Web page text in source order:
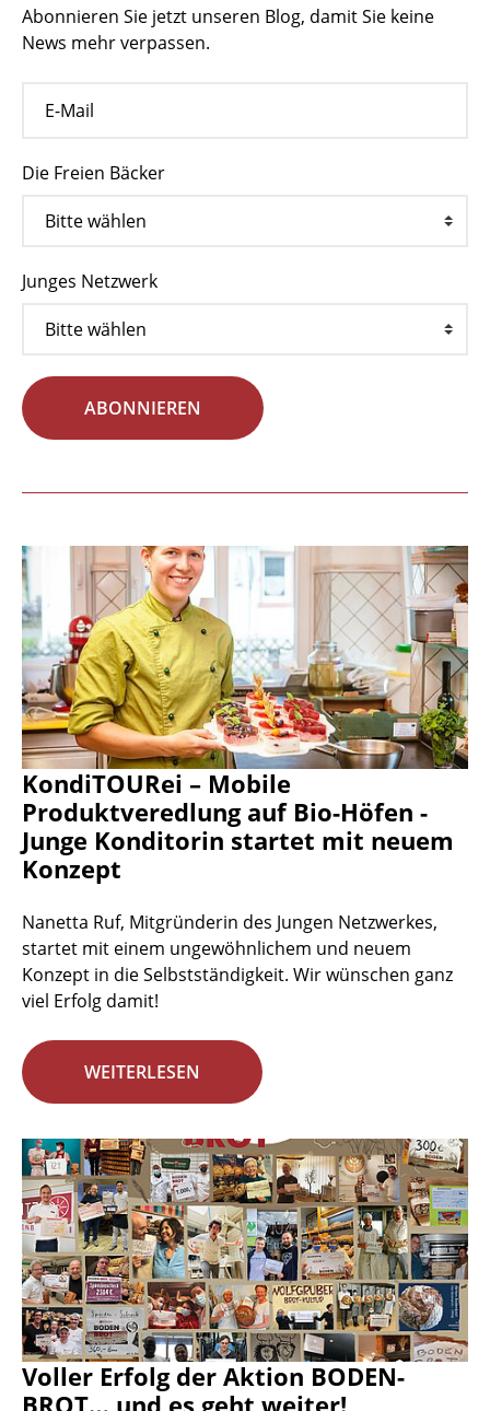
Abonnieren Sie jetzt unseren Blog, damit Sie keine
News mehr verpassen.
Die Freien Bäcker
Junges Netzwerk
ABONNIEREN
KondiTOURei – Mobile
Produktveredlung auf Bio-Höfen -
Junge Konditorin startet mit neuem
Konzept
Nanetta Ruf, Mitgründerin des Jungen Netzwerkes,
startet mit einem ungewöhnlichem und neuem
Konzept in die Selbstständigkeit. Wir wünschen ganz
viel Erfolg damit!
WEITERLESEN
Voller Erfolg der Aktion BODEN-